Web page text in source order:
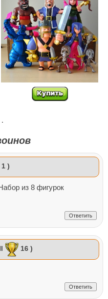
1 )
из 8 фигурок
Ответить
16 )
Ответить